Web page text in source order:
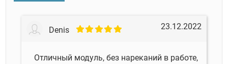
Denis 23.12.2022
Отличный модуль, без нареканий в работе,